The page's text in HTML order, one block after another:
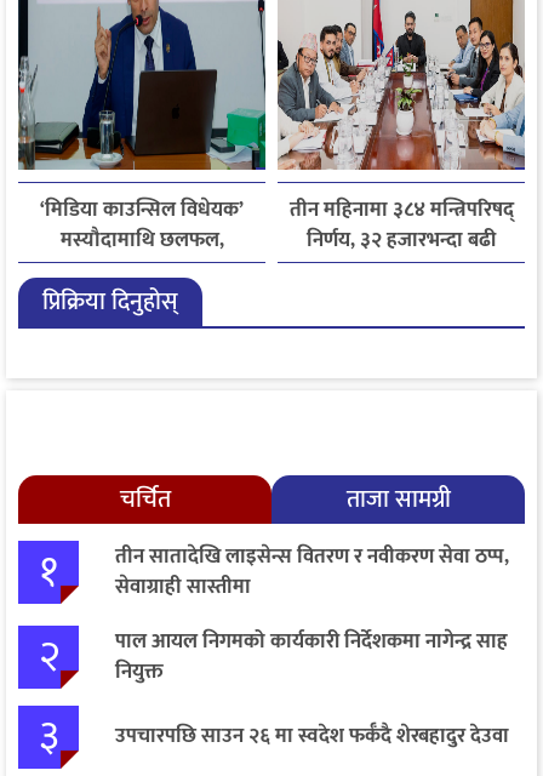
‘मिडिया काउन्सिल विधेयक’
मस्यौदामाथि छलफल,
एआईदेखि पत्रकारको
लाइसेन्ससम्मका विषयमा
सुझाव
तीन महिनामा ३८४ मन्त्रिपरिषद्
निर्णय, ३२ हजारभन्दा बढी
गुनासो फर्छ्योट
प्रिक्रिया दिनुहोस्
चर्चित ताजा सामग्री
१
तीन सातादेखि लाइसेन्स वितरण र नवीकरण सेवा ठप्प,
सेवाग्राही सास्तीमा
२
पाल आयल निगमको कार्यकारी निर्देशकमा नागेन्द्र साह
नियुक्त
३ उपचारपछि साउन २६ मा स्वदेश फर्कँदै शेरबहादुर देउवा